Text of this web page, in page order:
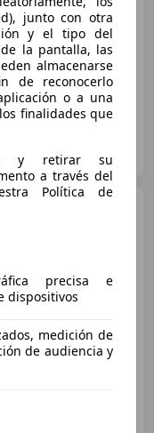
200 kW (272 CV)
200 kW (272 CV)
junto con otra
y el tipo del
la pantalla, las
almacenarse
de reconocerlo
o a una
finalidades que
y retirar su
a través del
Política de
precisa e
dispositivos
medición de
de audiencia y